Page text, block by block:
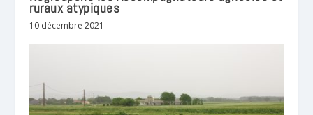
ruraux atypiques
10 décembre 2021